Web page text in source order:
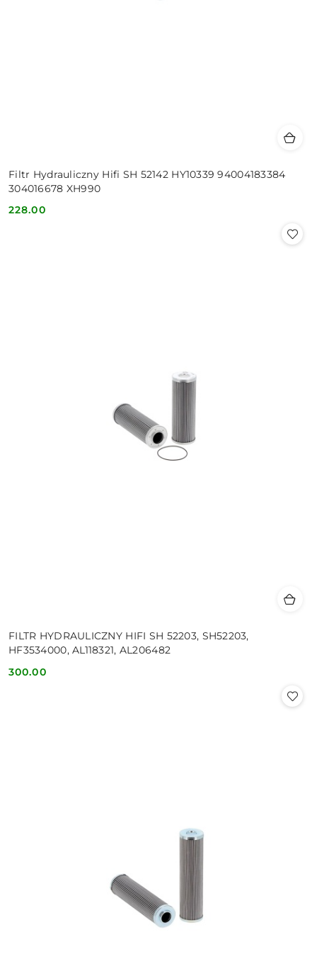
Filtr Hydrauliczny Hifi SH 52142 HY10339 94004183384
304016678 XH990
Cena:
228.00
FILTR HYDRAULICZNY HIFI SH 52203, SH52203,
HF3534000, AL118321, AL206482
Cena:
300.00